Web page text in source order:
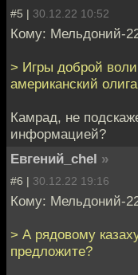
#5 | 30.12.22 10:52
Кому: Мельдоний-
> Игры доброй
американский
Камрад, не
информацией?
Евгений_chel »
#6 | 30.12.22 19:16
Кому: Мельдоний-
> А рядовому
предложите?